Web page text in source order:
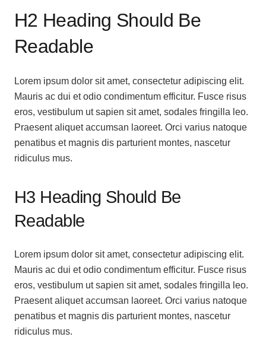
H2 Heading Should Be
Readable
Lorem ipsum dolor sit amet, consectetur adipiscing elit.
Mauris ac dui et odio condimentum efficitur. Fusce risus
eros, vestibulum ut sapien sit amet, sodales fringilla leo.
Praesent aliquet accumsan laoreet. Orci varius natoque
penatibus et magnis dis parturient montes, nascetur
ridiculus mus.
H3 Heading Should Be
Readable
Lorem ipsum dolor sit amet, consectetur adipiscing elit.
Mauris ac dui et odio condimentum efficitur. Fusce risus
eros, vestibulum ut sapien sit amet, sodales fringilla leo.
Praesent aliquet accumsan laoreet. Orci varius natoque
penatibus et magnis dis parturient montes, nascetur
ridiculus mus.